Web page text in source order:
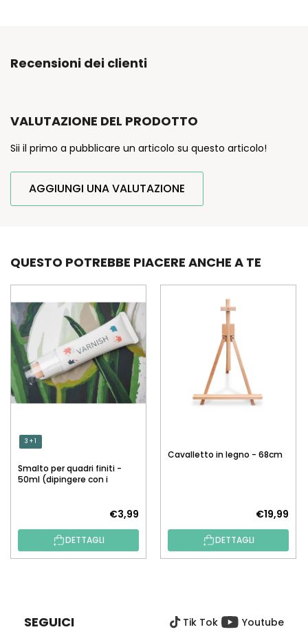
Recensioni dei clienti
VALUTAZIONE DEL PRODOTTO
Sii il primo a pubblicare un articolo su questo articolo!
AGGIUNGI UNA VALUTAZIONE
QUESTO POTREBBE PIACERE ANCHE A TE
3 + 1
Smalto per quadri finiti -
50ml (dipingere con i
€3,99
DETTAGLI
Cavalletto in legno - 68cm
€19,99
DETTAGLI
SEGUICI Tik Tok Youtube